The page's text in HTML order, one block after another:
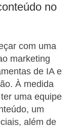
no
com uma
marketing
de IA e
À medida
uma equipe
um
além de